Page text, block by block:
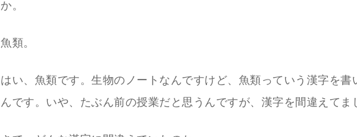
か。
魚類。
はい、魚類です。生物のノートなんですけど、魚類っていう漢字を書
んです。いや、たぶん前の授業だと思うんですが、漢字を間違えてま